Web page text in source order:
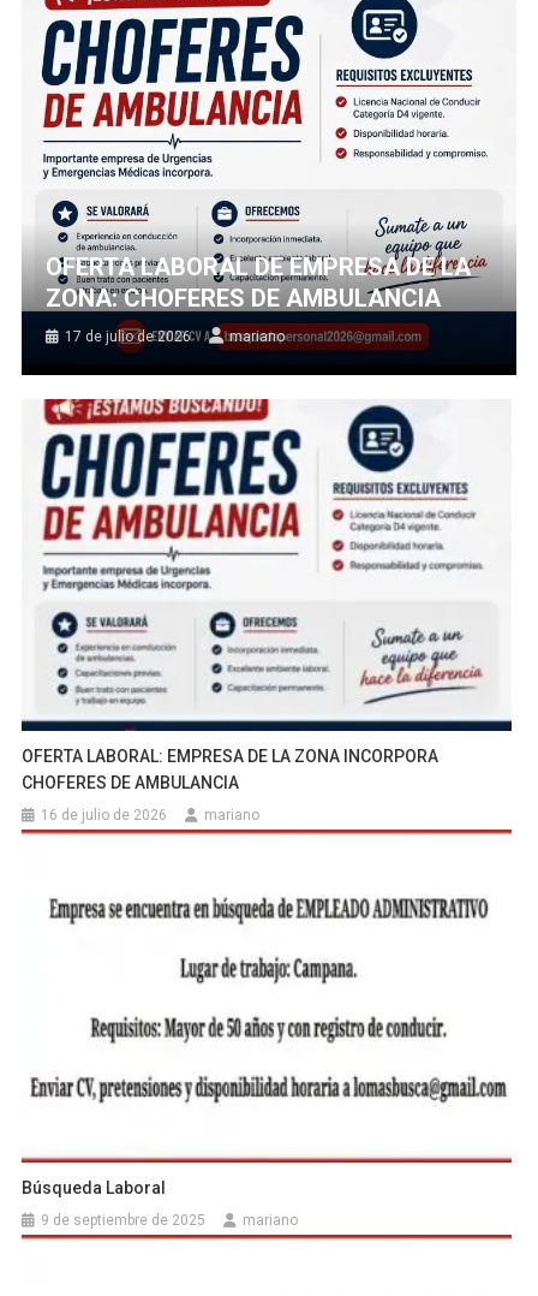
OFERTA LABORAL DE EMPRESA DE LA
ZONA: CHOFERES DE AMBULANCIA
17 de julio de 2026 mariano
OFERTA LABORAL: EMPRESA DE LA ZONA INCORPORA
CHOFERES DE AMBULANCIA
16 de julio de 2026 mariano
Búsqueda Laboral
9 de septiembre de 2025 mariano